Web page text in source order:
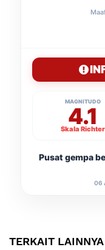
MAGNITUDO
4.1
Skala Richter
Pusat gempa
06
TERKAIT LAINNYA